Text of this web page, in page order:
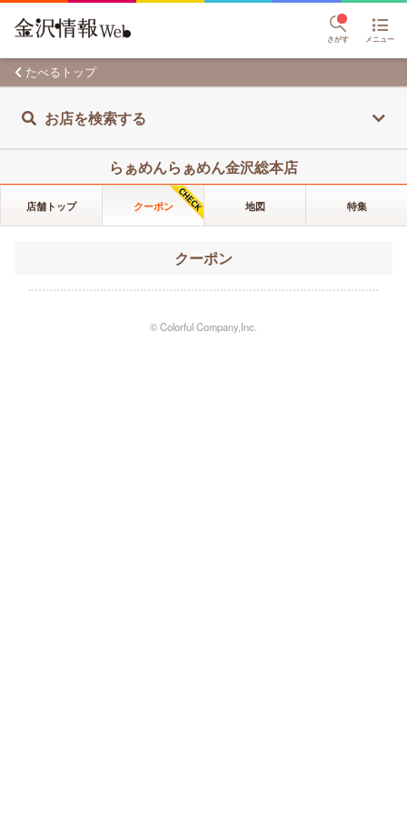
さがす メニュー
たべるトップ
お店を検索する
らぁめんらぁめん金沢総本店
店舗トップ クーポン 地図 特集
クーポン
© Colorful Company,Inc.